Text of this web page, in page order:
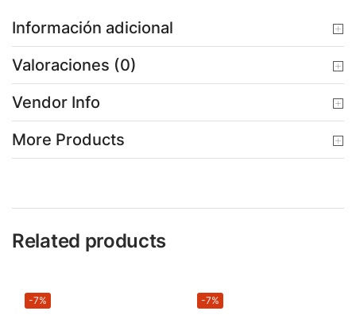
Información adicional
Valoraciones (0)
Vendor Info
More Products
Related products
-7% -7%